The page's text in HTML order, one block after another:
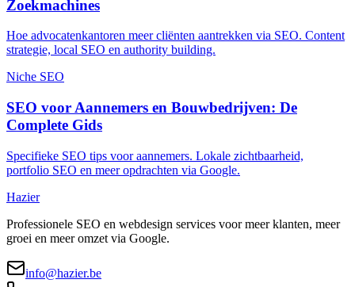
Zoekmachines
Hoe advocatenkantoren meer cliënten aantrekken via SEO. Content
strategie, local SEO en authority building.
Niche SEO
SEO voor Aannemers en Bouwbedrijven: De
Complete Gids
Specifieke SEO tips voor aannemers. Lokale zichtbaarheid,
portfolio SEO en meer opdrachten via Google.
Hazier
Professionele SEO en webdesign services voor meer klanten, meer
groei en meer omzet via Google.
info@hazier.be